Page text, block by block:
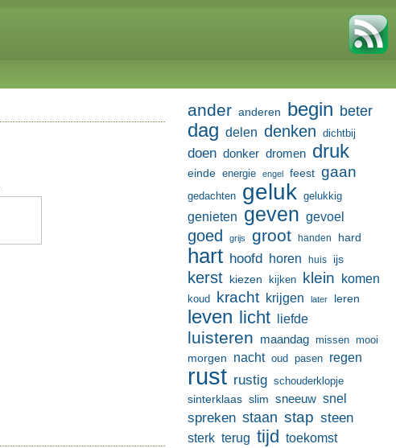
ander anderen begin beter
dag delen denken dichtbij
doen donker dromen druk
einde energie engel feest gaan
gedachten geluk gelukkig
genieten geven gevoel
goed grijs groot handen hard
hart hoofd horen huis ijs
kerst kiezen kijken klein komen
koud kracht krijgen later leren
leven licht liefde
luisteren maandag missen mooi
morgen nacht oud pasen regen
rust rustig schouderklopje
sinterklaas slim sneeuw snel
spreken staan stap steen
sterk terug tijd toekomst